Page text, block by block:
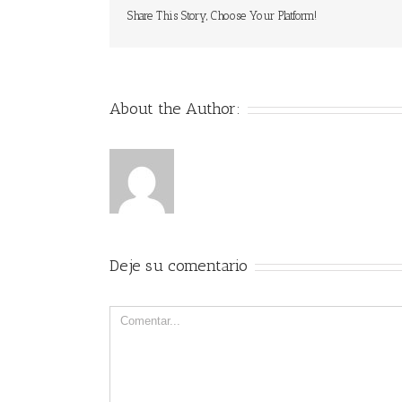
Share This Story, Choose Your Platform!
About the Author:
Deje su comentario
Comment